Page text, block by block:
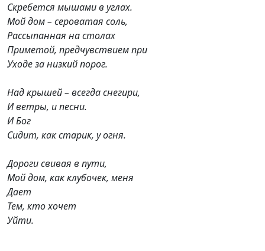
Скребется мышами в углах.
Мой дом – сероватая соль,
Рассыпанная на столах
Приметой, предчувствием при
Уходе за низкий порог.
Над крышей – всегда снегири,
И ветры, и песни.
И Бог
Сидит, как старик, у огня.
Дороги свивая в пути,
Мой дом, как клубочек, меня
Дает
Тем, кто хочет
Уйти.